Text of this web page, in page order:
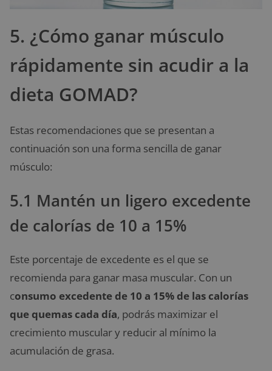
5. ¿Cómo ganar músculo
rápidamente sin acudir a la
dieta GOMAD?
Estas recomendaciones que se presentan a
continuación son una forma sencilla de ganar
músculo:
5.1 Mantén un ligero excedente
de calorías de 10 a 15%
Este porcentaje de excedente es el que se
recomienda para ganar masa muscular. Con un
consumo excedente de 10 a 15% de las calorías
que quemas cada día, podrás maximizar el
crecimiento muscular y reducir al mínimo la
acumulación de grasa.